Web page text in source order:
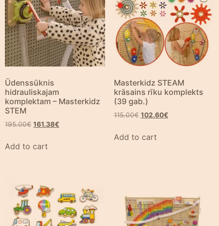
Ūdenssūknis
hidrauliskajam
komplektam – Masterkidz
STEM
195.00€ 161.38€
Add to cart
Masterkidz STEAM
krāsains rīku komplekts
(39 gab.)
115.00€ 102.60€
Add to cart